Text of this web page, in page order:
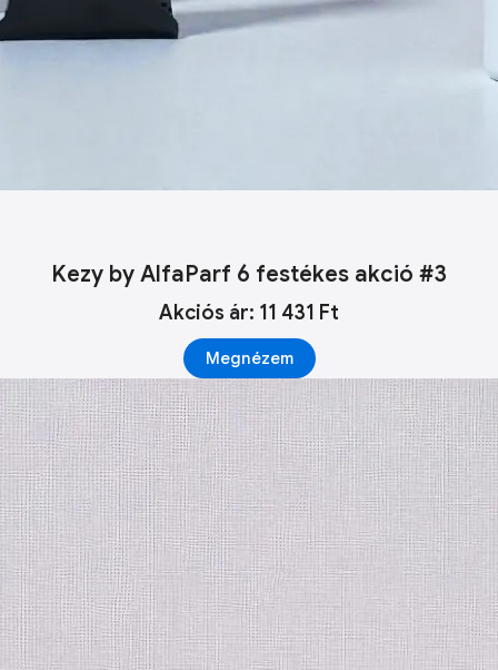
Kezy by AlfaParf 6 festékes akció #3
Akciós ár: 11 431 Ft
Megnézem